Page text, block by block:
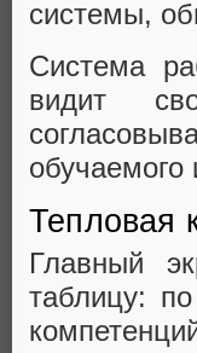
системы,
Система
видит
обучаемого
Тепловая
Главный
таблицу: